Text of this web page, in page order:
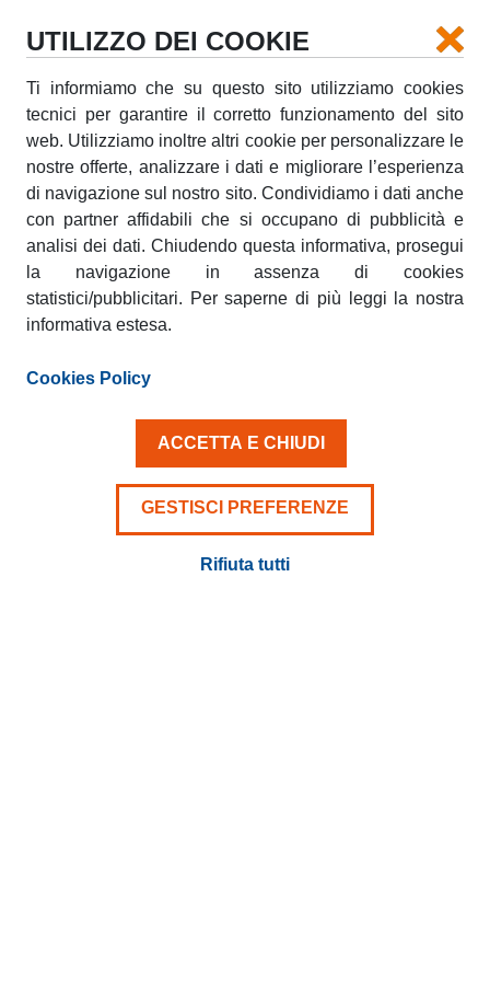
FORMULA SICUREZZA PLUS
FORMULA SICUREZZA
PLUS
Formula Sicurezza Plusriduce al minimo la
quota di addebito relativa a Danni, Furto e
TERMINI E CONDIZIONI
UTILIZZO DEI COOKIE
Ti informiamo che su questo sito utilizziamo cookies
tecnici per garantire il corretto funzionamento del sito
web. Utilizziamo inoltre altri cookie per personalizzare le
nostre offerte, analizzare i dati e migliorare l’esperienza
di navigazione sul nostro sito. Condividiamo i dati anche
con partner affidabili che si occupano di pubblicità e
analisi dei dati. Chiudendo questa informativa, prosegui
la navigazione in assenza di cookies
statistici/pubblicitari. Per saperne di più leggi la nostra
informativa estesa.
Cookies Policy
ACCETTA E CHIUDI
GESTISCI PREFERENZE
Rifiuta tutti